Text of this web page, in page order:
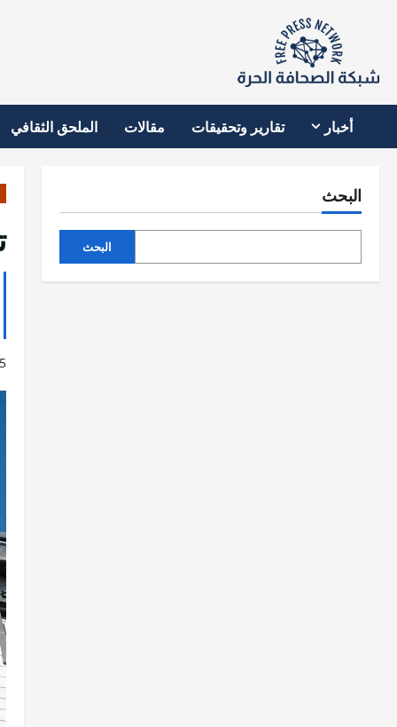
أخبار تقارير وتحقيقات مقالات الملحق الثقافي
البحث
البحث